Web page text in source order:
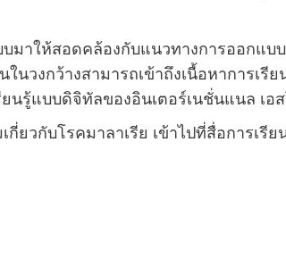
าให้สอดคล้องกับแนวทางการออกแบ
ในวงกว้างสามารถเข้าถึงเนื้อหาการ
นรู้แบบดิจิทัลของอินเตอร์เนชั่นแนล เอส
วกับโรคมาลาเรีย เข้าไปที่สื่อการเรี